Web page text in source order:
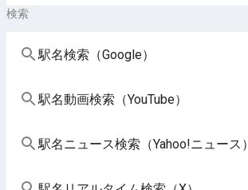
検索
駅名検索（Google）
駅名動画検索（YouTube）
駅名ニュース検索（Yahoo!ニュース）